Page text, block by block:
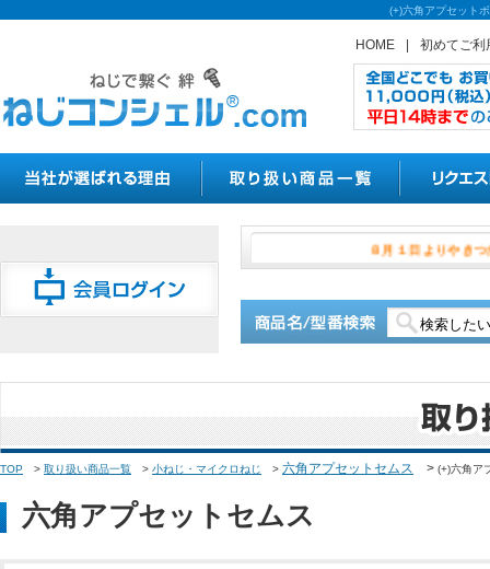
(+)六角アプセット
HOME 初めてご利
８月１日
TOP > 取り扱い商品一覧 > 小ねじ・マイクロねじ > 六角アプセットセムス > (+)六角ア
六角アプセットセムス